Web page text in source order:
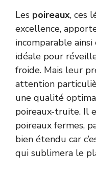
Les poireaux, ces
excellence,
incomparable
idéale pour
froide. Mais leur
attention
une qualité
poireaux-truite. Il
poireaux fermes,
bien étendu car
qui sublimera le